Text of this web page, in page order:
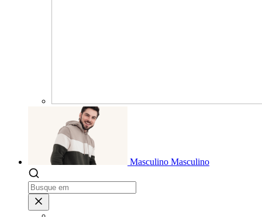
Masculino Masculino